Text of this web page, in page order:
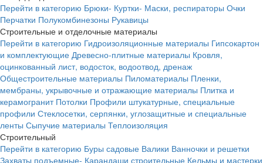
Перейти в категорию Брюки- Куртки- Маски, респираторы Очки
Перчатки Полукомбинезоны Рукавицы
Строительные и отделочные материалы
Перейти в категорию Гидроизоляционные материалы Гипсокартон
и комплектующие Древесно-плитные материалы Кровля,
оцинкованный лист, водосток, водоотвод, дренаж
Общестроительные материалы Пиломатериалы Пленки,
мембраны, укрывочные и отражающие материалы Плитка и
керамогранит Потолки Профили штукатурные, специальные
профили Стеклосетки, серпянки, углозащитные и специальные
ленты Сыпучие материалы Теплоизоляция
Строительный
Перейти в категорию Буры садовые Валики Ванночки и решетки
Захваты подъемные- Карандаши строительные Кельмы и мастерки